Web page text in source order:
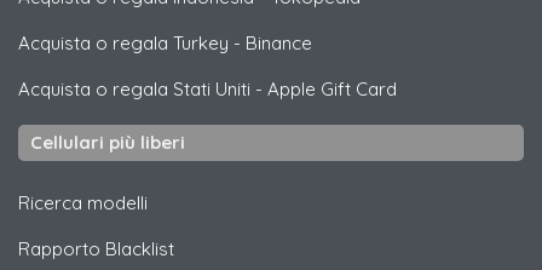
Acquista o regala Turkey - Binance
Acquista o regala Stati Uniti - Apple Gift Card
Cellulari più liberi
Ricerca modelli
Rapporto Blacklist